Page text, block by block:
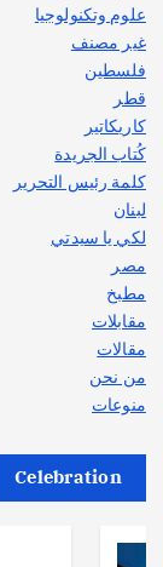
علوم وتكنولوجيا
غير مصنف
فلسطين
قطر
كاريكاتير
كُتاب الجريدة
كلمة رئيس التحرير
لبنان
لكي يا سيدتي
مصر
مطبخ
مقابلات
مقالات
من نحن
منوعات
Celebration